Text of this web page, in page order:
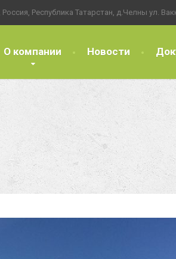
Россия, Республика Татарстан, д.Челны ул.
О компании Новости